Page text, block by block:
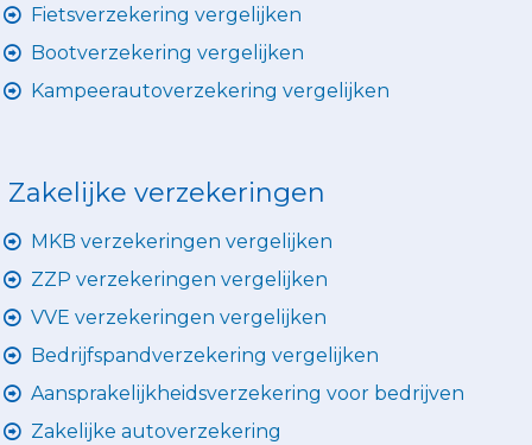
Fietsverzekering vergelijken
Bootverzekering vergelijken
Kampeerautoverzekering vergelijken
Zakelijke verzekeringen
MKB verzekeringen vergelijken
ZZP verzekeringen vergelijken
VVE verzekeringen vergelijken
Bedrijfspandverzekering vergelijken
Aansprakelijkheidsverzekering voor bedrijven
Zakelijke autoverzekering